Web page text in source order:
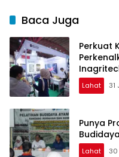
Baca Juga
Perkuat
Lahat 31
Punya
Lahat 30